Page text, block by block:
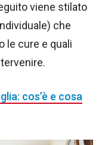
viene stilato
che
le cure e quali
cos’è e cosa